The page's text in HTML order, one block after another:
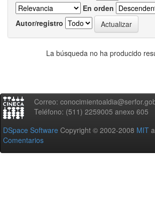
En orden
Autor/registro
La búsqueda no ha producido
Correo:
Teléfono: (511) 2259005 anexo 605
DSpace Software Copyright © 2002-2008 MIT
Comentarios